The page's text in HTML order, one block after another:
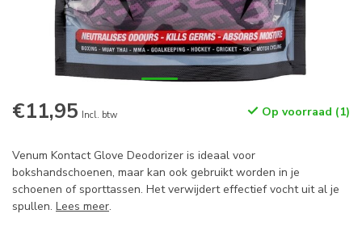
€11,95 Incl. btw Op voorraad (1)
Venum Kontact Glove Deodorizer is ideaal voor
bokshandschoenen, maar kan ook gebruikt worden in je
schoenen of sporttassen. Het verwijdert effectief vocht uit al je
spullen. Lees meer.